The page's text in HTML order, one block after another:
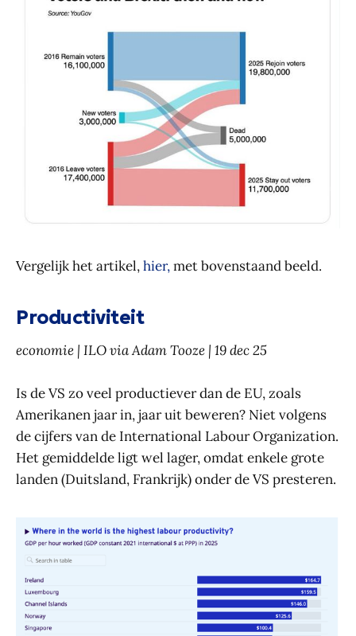
Vergelijk het artikel,hier,met bovenstaand beeld.
Productiviteit
economie | ILO via Adam Tooze | 19 dec 25
Is de VS zo veel productiever dan de EU, zoals
Amerikanen jaar in, jaar uit beweren? Niet volgens
de cijfers van de International Labour Organization.
Het gemiddelde ligt wel lager, omdat enkele grote
landen (Duitsland, Frankrijk) onder de VS presteren.